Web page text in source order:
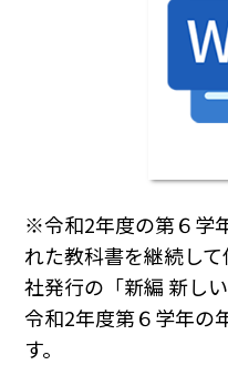
※令和2年度の第６学
れた教科書を継続し
社発行の「新編 新し
令和2年度第６学年の
す。